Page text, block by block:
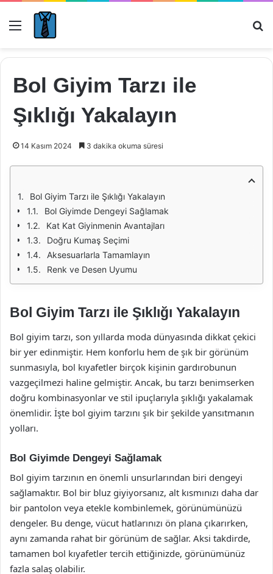
Menü
Bol Giyim Tarzı ile
Şıklığı Yakalayın
14 Kasım 2024 3 dakika okuma süresi
Bol Giyim Tarzı ile Şıklığı Yakalayın
Bol Giyimde Dengeyi Sağlamak
Kat Kat Giyinmenin Avantajları
Doğru Kumaş Seçimi
Aksesuarlarla Tamamlayın
Renk ve Desen Uyumu
Bol Giyim Tarzı ile Şıklığı Yakalayın
Bol giyim tarzı, son yıllarda moda dünyasında dikkat çekici
bir yer edinmiştir. Hem konforlu hem de şık bir görünüm
sunmasıyla, bol kıyafetler birçok kişinin gardırobunun
vazgeçilmezi haline gelmiştir. Ancak, bu tarzı benimserken
doğru kombinasyonlar ve stil ipuçlarıyla şıklığı yakalamak
önemlidir. İşte bol giyim tarzını şık bir şekilde yansıtmanın
yolları.
Bol Giyimde Dengeyi Sağlamak
Bol giyim tarzının en önemli unsurlarından biri dengeyi
sağlamaktır. Bol bir bluz giyiyorsanız, alt kısmınızı daha dar
bir pantolon veya etekle kombinlemek, görünümünüzü
dengeler. Bu denge, vücut hatlarınızı ön plana çıkarırken,
aynı zamanda rahat bir görünüm de sağlar. Aksi takdirde,
tamamen bol kıyafetler tercih ettiğinizde, görünümünüz
fazla salaş olabilir.